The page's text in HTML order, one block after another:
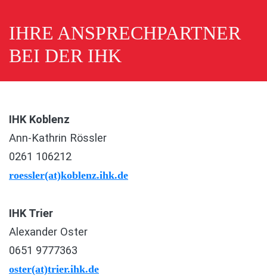
IHRE ANSPRECHPARTNER
BEI DER IHK
IHK Koblenz
Ann-Kathrin Rössler
0261 106212
roessler(at)koblenz.ihk.de
IHK Trier
Alexander Oster
0651 9777363
oster(at)trier.ihk.de